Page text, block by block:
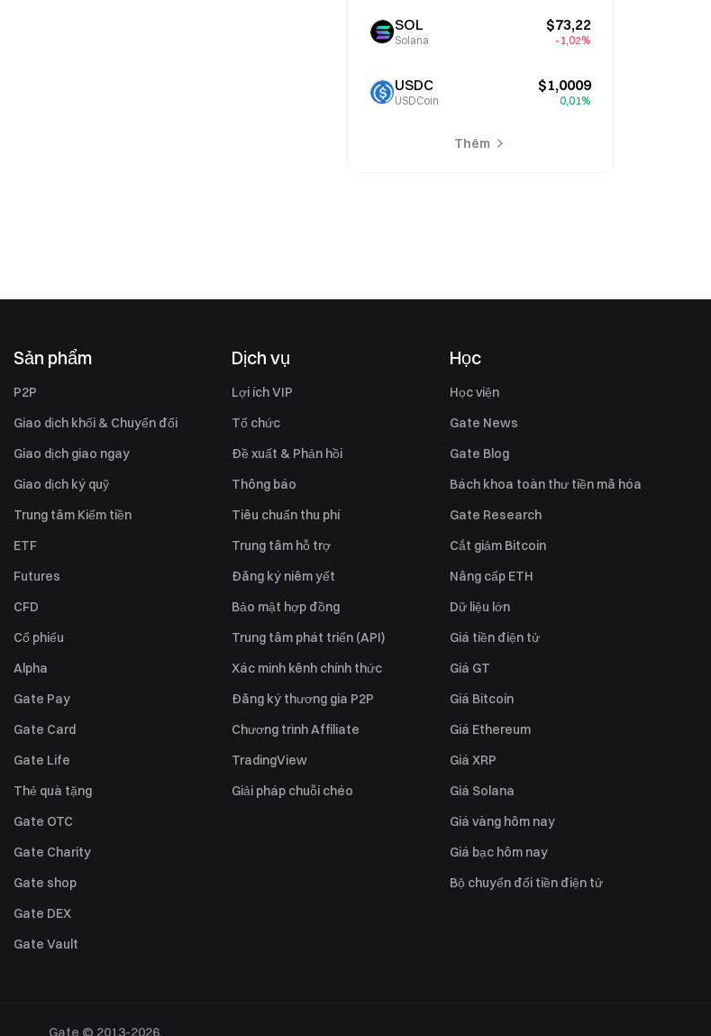
SOL
Solana
$73,22
-1,02%
USDC
USDCoin
$1,0009
0,01%
Thêm
Sản phẩm
P2P
Giao dịch khối & Chuyển đổi
Giao dịch giao ngay
Giao dịch ký quỹ
Trung tâm Kiếm tiền
ETF
Futures
CFD
Cổ phiếu
Alpha
Gate Pay
Gate Card
Gate Life
Thẻ quà tặng
Gate OTC
Gate Charity
Gate shop
Gate DEX
Gate Vault
Dịch vụ
Lợi ích VIP
Tổ chức
Đề xuất & Phản hồi
Thông báo
Tiêu chuẩn thu phí
Trung tâm hỗ trợ
Đăng ký niêm yết
Bảo mật hợp đồng
Trung tâm phát triển (API)
Xác minh kênh chính thức
Đăng ký thương gia P2P
Chương trình Affiliate
TradingView
Giải pháp chuỗi chéo
Học
Học viện
Gate News
Gate Blog
Bách khoa toàn thư tiền mã hóa
Gate Research
Cắt giảm Bitcoin
Nâng cấp ETH
Dữ liệu lớn
Giá tiền điện tử
Giá GT
Giá Bitcoin
Giá Ethereum
Giá XRP
Giá Solana
Giá vàng hôm nay
Giá bạc hôm nay
Bộ chuyển đổi tiền điện tử
Gate © 2013-2026.